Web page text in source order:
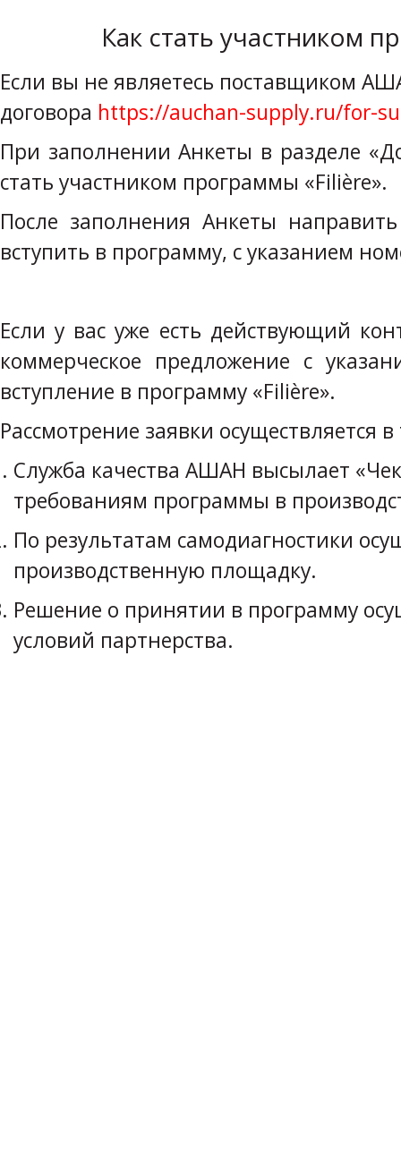
Как стать участником
Если вы не являетесь поставщиком
договора https://auchan-supply.ru/for-
При заполнении Анкеты в разделе
стать участником программы «Filière».
После заполнения Анкеты
вступить в программу, с указанием
Если у вас уже есть действующий
коммерческое предложение с
вступление в программу «Filière».
Рассмотрение заявки осуществляется
Служба качества АШАН высылает
требованиям программы в
По результатам самодиагностики
производственную площадку.
Решение о принятии в программу
условий партнерства.